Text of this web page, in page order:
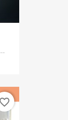
favorite_border